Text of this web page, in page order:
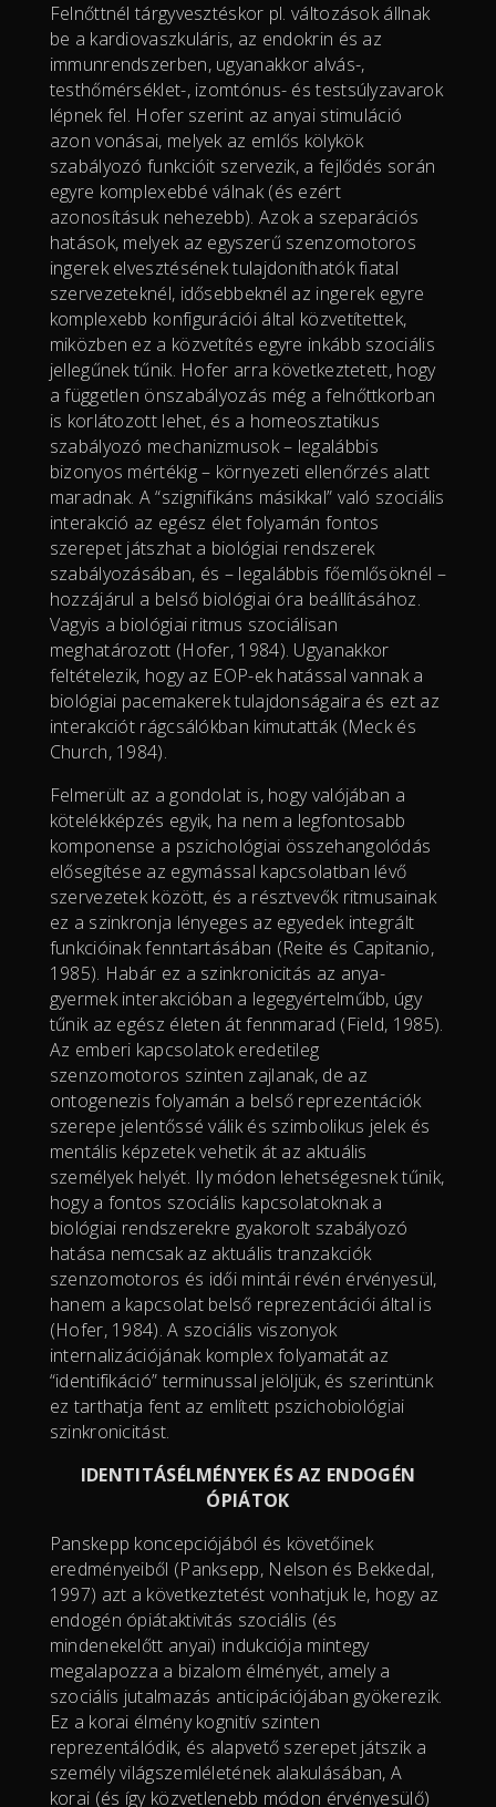
Felnőttnél tárgyvesztéskor pl. változások állnak
be a kardiovaszkuláris, az endokrin és az
immunrendszerben, ugyanakkor alvás-,
testhőmérséklet-, izomtónus- és testsúlyzavarok
lépnek fel. Hofer szerint az anyai stimuláció
azon vonásai, melyek az emlős kölykök
szabályozó funkcióit szervezik, a fejlődés során
egyre komplexebbé válnak (és ezért
azonosításuk nehezebb). Azok a szeparációs
hatások, melyek az egyszerű szenzomotoros
ingerek elvesztésének tulajdoníthatók fiatal
szervezeteknél, idősebbeknél az ingerek egyre
komplexebb konfigurációi által közvetítettek,
miközben ez a közvetítés egyre inkább szociális
jellegűnek tűnik. Hofer arra következtetett, hogy
a független önszabályozás még a felnőttkorban
is korlátozott lehet, és a homeosztatikus
szabályozó mechanizmusok – legalábbis
bizonyos mértékig – környezeti ellenőrzés alatt
maradnak. A “szignifikáns másikkal” való szociális
interakció az egész élet folyamán fontos
szerepet játszhat a biológiai rendszerek
szabályozásában, és – legalábbis főemlősöknél –
hozzájárul a belső biológiai óra beállításához.
Vagyis a biológiai ritmus szociálisan
meghatározott (Hofer, 1984). Ugyanakkor
feltételezik, hogy az EOP-ek hatással vannak a
biológiai pacemakerek tulajdonságaira és ezt az
interakciót rágcsálókban kimutatták (Meck és
Church, 1984).
Felmerült az a gondolat is, hogy valójában a
kötelékképzés egyik, ha nem a legfontosabb
komponense a pszichológiai összehangolódás
elősegítése az egymással kapcsolatban lévő
szervezetek között, és a résztvevők ritmusainak
ez a szinkronja lényeges az egyedek integrált
funkcióinak fenntartásában (Reite és Capitanio,
1985). Habár ez a szinkronicitás az anya-
gyermek interakcióban a legegyértelműbb, úgy
tűnik az egész életen át fennmarad (Field, 1985).
Az emberi kapcsolatok eredetileg
szenzomotoros szinten zajlanak, de az
ontogenezis folyamán a belső reprezentációk
szerepe jelentőssé válik és szimbolikus jelek és
mentális képzetek vehetik át az aktuális
személyek helyét. Ily módon lehetségesnek tűnik,
hogy a fontos szociális kapcsolatoknak a
biológiai rendszerekre gyakorolt szabályozó
hatása nemcsak az aktuális tranzakciók
szenzomotoros és idői mintái révén érvényesül,
hanem a kapcsolat belső reprezentációi által is
(Hofer, 1984). A szociális viszonyok
internalizációjának komplex folyamatát az
“identifikáció” terminussal jelöljük, és szerintünk
ez tarthatja fent az említett pszichobiológiai
szinkronicitást.
IDENTITÁSÉLMÉNYEK ÉS AZ ENDOGÉN
ÓPIÁTOK
Panskepp koncepciójából és követőinek
eredményeiből (Panksepp, Nelson és Bekkedal,
1997) azt a következtetést vonhatjuk le, hogy az
endogén ópiátaktivitás szociális (és
mindenekelőtt anyai) indukciója mintegy
megalapozza a bizalom élményét, amely a
szociális jutalmazás anticipációjában gyökerezik.
Ez a korai élmény kognitív szinten
reprezentálódik, és alapvető szerepet játszik a
személy világszemléletének alakulásában, A
korai (és így közvetlenebb módon érvényesülő)